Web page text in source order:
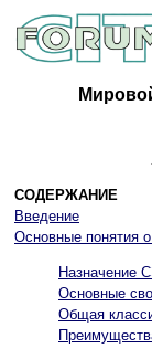
СОДЕРЖАНИЕ
Введение
Основные понятия
Назначение
Основные
Общая